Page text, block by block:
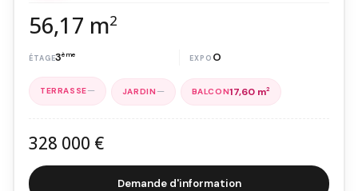
56,17 m2
3ème O
— — 17,60 m2
328 000 €
Demande d'information